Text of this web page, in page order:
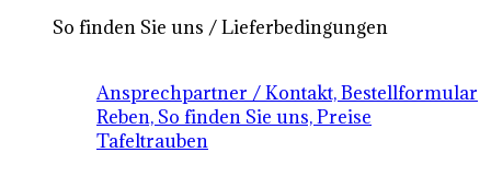
So finden Sie uns / Lieferbedingungen
Ansprechpartner / Kontakt, Bestellformular
Reben, So finden Sie uns, Preise
Tafeltrauben